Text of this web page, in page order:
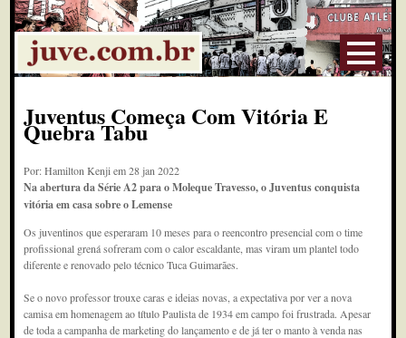
Juventus Começa Com Vitória E
Quebra Tabu
Por: Hamilton Kenji em 28 jan 2022
Na abertura da Série A2 para o Moleque Travesso, o Juventus conquista
vitória em casa sobre o Lemense
Os juventinos que esperaram 10 meses para o reencontro presencial com o time
profissional grená sofreram com o calor escaldante, mas viram um plantel todo
diferente e renovado pelo técnico Tuca Guimarães.
Se o novo professor trouxe caras e ideias novas, a expectativa por ver a nova
camisa em homenagem ao título Paulista de 1934 em campo foi frustrada. Apesar
de toda a campanha de marketing do lançamento e de já ter o manto à venda nas